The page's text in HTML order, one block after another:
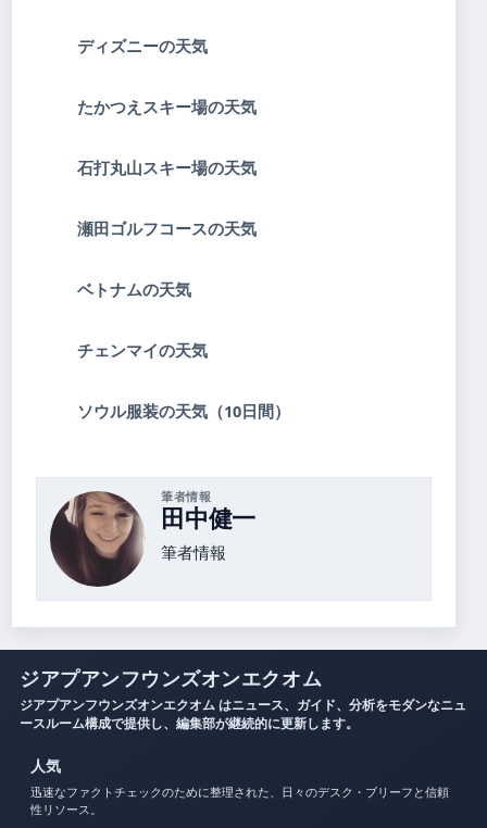
ディズニーの天気
たかつえスキー場の天気
石打丸山スキー場の天気
瀬田ゴルフコースの天気
ベトナムの天気
チェンマイの天気
ソウル服装の天気（10日間）
筆者情報
田中健一
筆者情報
ジアプアンフウンズオンエクオム
ジアプアンフウンズオンエクオム はニュース、ガイド、分析をモダンなニュ
ースルーム構成で提供し、編集部が継続的に更新します。
人気
迅速なファクトチェックのために整理された、日々のデスク・ブリーフと信頼
性リソース。